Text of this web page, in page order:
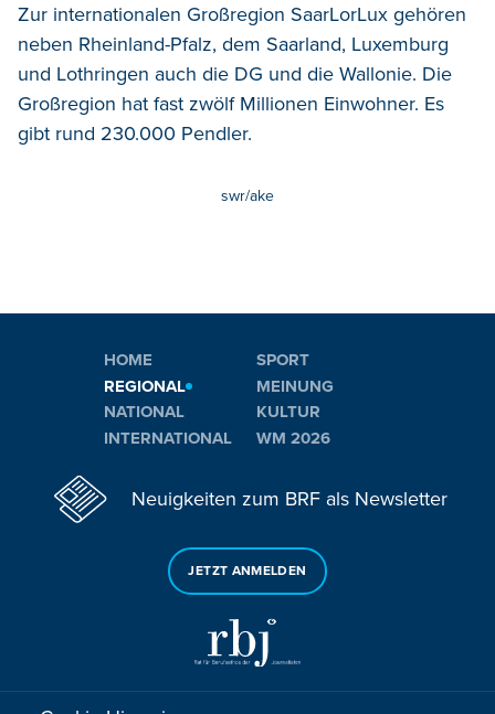
Zur internationalen Großregion SaarLorLux gehören
neben Rheinland-Pfalz, dem Saarland, Luxemburg
und Lothringen auch die DG und die Wallonie. Die
Großregion hat fast zwölf Millionen Einwohner. Es
gibt rund 230.000 Pendler.
swr/ake
HOME
REGIONAL
NATIONAL
INTERNATIONAL
SPORT
MEINUNG
KULTUR
WM 2026
Neuigkeiten zum BRF als Newsletter
JETZT ANMELDEN